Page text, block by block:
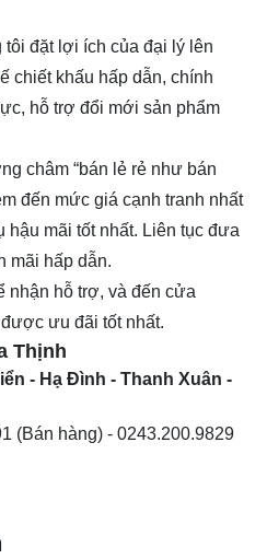
đặt lợi ích của đại lý lên
chiết khấu hấp dẫn, chính
hỗ trợ đổi mới sản phẩm
châm “bán lẻ rẻ như bán
đến mức giá cạnh tranh nhất
hậu mãi tốt nhất. Liên tục đưa
mãi hấp dẫn.
nhận hỗ trợ, và đến cửa
ưu đãi tốt nhất.
Thịnh
- Hạ Đình - Thanh Xuân -
(Bán hàng) - 0243.200.9829